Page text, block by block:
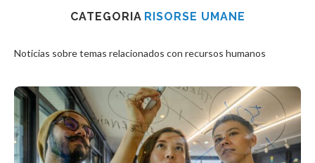
CATEGORIA RISORSE UMANE
Noticias sobre temas relacionados con recursos humanos